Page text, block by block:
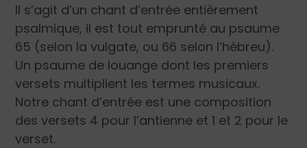
Il s’agit d’un chant d’entrée entièrement
psalmique, il est tout emprunté au psaume
65 (selon la vulgate, ou 66 selon l’hébreu).
Un psaume de louange dont les premiers
versets multiplient les termes musicaux.
Notre chant d’entrée est une composition
des versets 4 pour l’antienne et 1 et 2 pour le
verset.